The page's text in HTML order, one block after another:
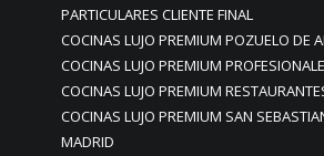
PARTICULARES CLIENTE FINAL
COCINAS LUJO PREMIUM POZUELO DE
COCINAS LUJO PREMIUM
COCINAS LUJO PREMIUM
COCINAS LUJO PREMIUM SAN
MADRID